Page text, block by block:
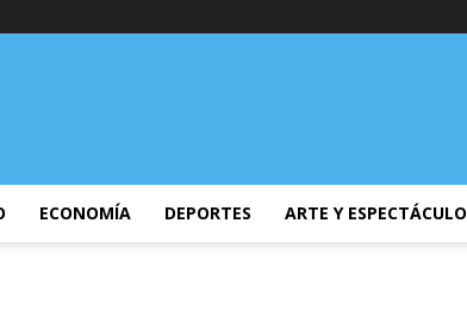
ECONOMÍA DEPORTES ARTE Y ESPECTÁCULO